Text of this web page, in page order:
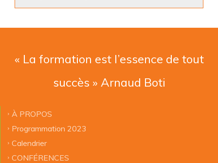
« La formation est l’essence de tout
succès » Arnaud Boti
À PROPOS
Programmation 2023
Calendrier
CONFÉRENCES